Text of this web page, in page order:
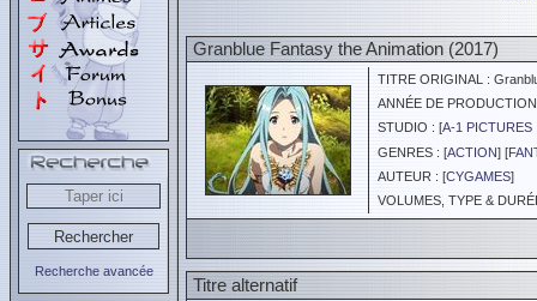
Recherche avancée
Granblue Fantasy the Animation (2017)
TITRE ORIGINAL :
ANNÉE DE
STUDIO : [A-1 PICTURES
GENRES : [ACTION] [
AUTEUR : [CYGAMES]
VOLUMES, TYPE &
Titre alternatif